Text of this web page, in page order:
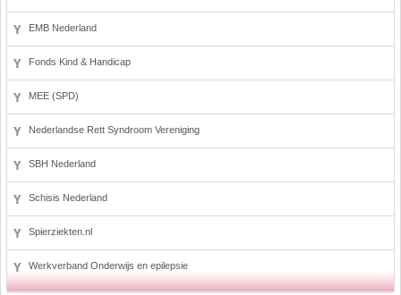
EMB Nederland
Fonds Kind & Handicap
MEE (SPD)
Nederlandse Rett Syndroom Vereniging
SBH Nederland
Schisis Nederland
Spierziekten.nl
Werkverband Onderwijs en epilepsie